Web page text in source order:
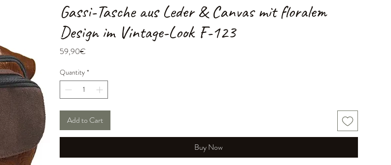
Gassi-Tasche aus Leder & Canvas mit floralem
Design im Vintage-Look F-123
59,90€
Quantity *
Add to Cart
Buy Now